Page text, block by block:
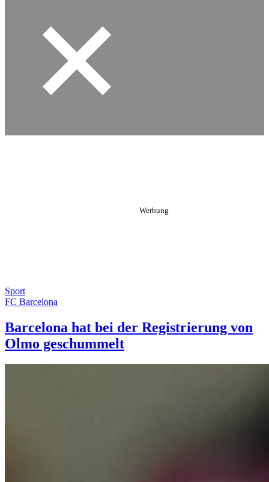
Sport
FC Barcelona
Barcelona hat bei der Registrierung von
Olmo geschummelt